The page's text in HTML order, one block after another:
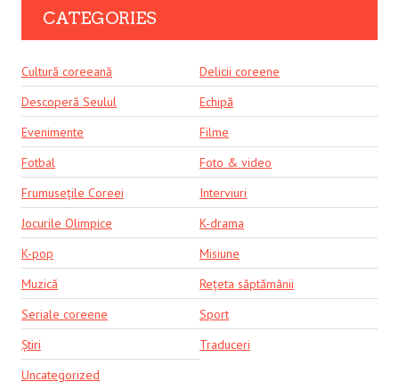
CATEGORIES
Cultură coreeană
Delicii coreene
Descoperă Seulul
Echipă
Evenimente
Filme
Fotbal
Foto & video
Frumusețile Coreei
Interviuri
Jocurile Olimpice
K-drama
K-pop
Misiune
Muzică
Rețeta săptămânii
Seriale coreene
Sport
Știri
Traduceri
Uncategorized